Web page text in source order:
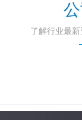
了解行业最新